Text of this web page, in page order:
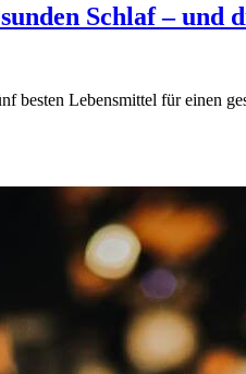
Schlaf – und
besten Lebensmittel für einen